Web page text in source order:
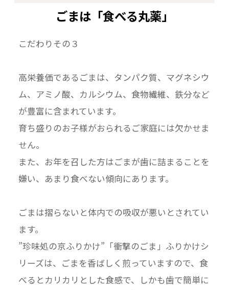
ごまは「食べる丸薬」
こだわりその３
高栄養価であるごまは、タンパク質、マグネシウ
ム、アミノ酸、カルシウム、食物繊維、鉄分など
が豊富に含まれています。
育ち盛りのお子様がおられるご家庭には欠かせま
せん。
また、お年を召した方はごまが歯に詰まることを
嫌い、あまり食べない傾向にあります。
ごまは摺らないと体内での吸収が悪いとされてい
ます。
”珍味処の京ふりかけ”「衝撃のごま」ふりかけシ
リーズは、ごまを香ばしく煎っていますので、食
べるとカリカリとした食感で、しかも歯で簡単に